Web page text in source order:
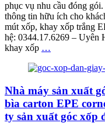
phục vụ nhu cầu đóng
thông tin hữu ích cho
mút xốp, khay xốp trắng
hệ: 0344.17.6269 – Uyên
khay xốp …
Nhà máy sản xuất
bìa carton EPE
ty sản xuất góc xốp